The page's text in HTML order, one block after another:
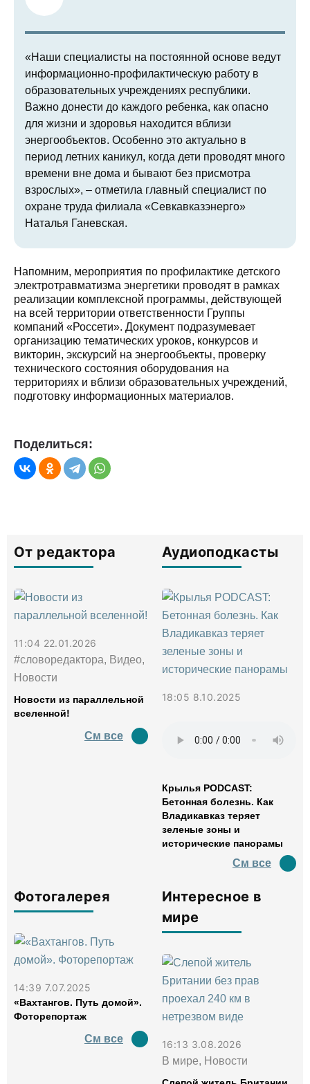
«Наши специалисты на постоянной основе ведут
информационно-профилактическую работу в
образовательных учреждениях республики.
Важно донести до каждого ребенка, как опасно
для жизни и здоровья находится вблизи
энергообъектов. Особенно это актуально в
период летних каникул, когда дети проводят много
времени вне дома и бывают без присмотра
взрослых», – отметила главный специалист по
охране труда филиала «Севкавказэнерго»
Наталья Ганевская.
Напомним, мероприятия по профилактике детского
электротравматизма энергетики проводят в рамках
реализации комплексной программы, действующей
на всей территории ответственности Группы
компаний «Россети». Документ подразумевает
организацию тематических уроков, конкурсов и
викторин, экскурсий на энергообъекты, проверку
технического состояния оборудования на
территориях и вблизи образовательных учреждений,
подготовку информационных материалов.
Поделиться:
От редактора
11:04 22.01.2026
#словоредактора, Видео,
Новости
Новости из параллельной
вселенной!
См все
Аудиоподкасты
18:05 8.10.2025
Крылья PODCAST:
Бетонная болезнь. Как
Владикавказ теряет
зеленые зоны и
исторические панорамы
См все
Фотогалерея
14:39 7.07.2025
«Вахтангов. Путь домой».
Фоторепортаж
См все
Интересное в
мире
16:13 3.08.2026
В мире, Новости